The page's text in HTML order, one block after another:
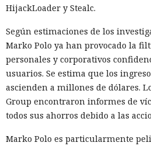
HijackLoader y Stealc.
Según estimaciones de los
Marko Polo ya han provocado la
personales y corporativos
usuarios. Se estima que los
ascienden a millones de dólares.
Group encontraron informes de
todos sus ahorros debido a las
Marko Polo es particularmente